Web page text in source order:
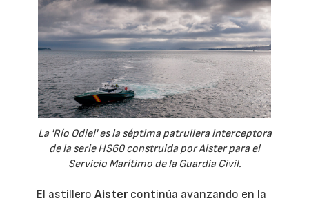
La 'Río Odiel' es la séptima patrullera interceptora
de la serie HS60 construida por Aister para el
Servicio Marítimo de la Guardia Civil.
El astilleroAistercontinúa avanzando en la